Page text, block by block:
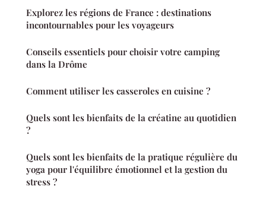
Explorez les régions de France : destinations
incontournables pour les voyageurs
Conseils essentiels pour choisir votre camping
dans la Drôme
Comment utiliser les casseroles en cuisine ?
Quels sont les bienfaits de la créatine au quotidien
?
Quels sont les bienfaits de la pratique régulière du
yoga pour l'équilibre émotionnel et la gestion du
stress ?